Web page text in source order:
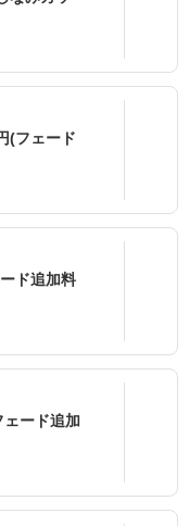
(フェード
ド追加料
ェード追加